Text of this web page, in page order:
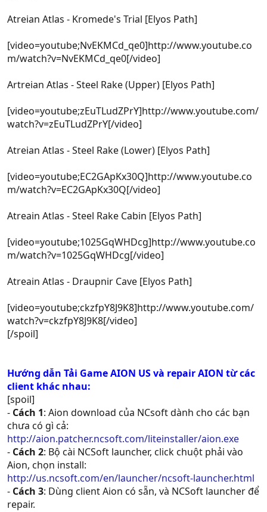
Atreian Atlas - Kromede's Trial [Elyos Path]
[video=youtube;NvEKMCd_qe0]http://www.youtube.co
m/watch?v=NvEKMCd_qe0[/video]
Artreian Atlas - Steel Rake (Upper) [Elyos Path]
[video=youtube;zEuTLudZPrY]http://www.youtube.com/
watch?v=zEuTLudZPrY[/video]
Atreian Atlas - Steel Rake (Lower) [Elyos Path]
[video=youtube;EC2GApKx30Q]http://www.youtube.co
m/watch?v=EC2GApKx30Q[/video]
Atreain Atlas - Steel Rake Cabin [Elyos Path]
[video=youtube;1025GqWHDcg]http://www.youtube.co
m/watch?v=1025GqWHDcg[/video]
Atreain Atlas - Draupnir Cave [Elyos Path]
[video=youtube;ckzfpY8J9K8]http://www.youtube.com/
watch?v=ckzfpY8J9K8[/video]
[/spoil]
Hướng dẫn Tải Game AION US và repair AION từ các
client khác nhau:
[spoil]
- Cách 1: Aion download của NCsoft dành cho các bạn
chưa có gì cả:
http://aion.patcher.ncsoft.com/liteinstaller/aion.exe
- Cách 2: Bộ cài NCSoft launcher, click chuột phải vào
Aion, chọn install:
http://us.ncsoft.com/en/launcher/ncsoft-launcher.html
- Cách 3: Dùng client Aion có sẵn, và NCSoft launcher để
repair.